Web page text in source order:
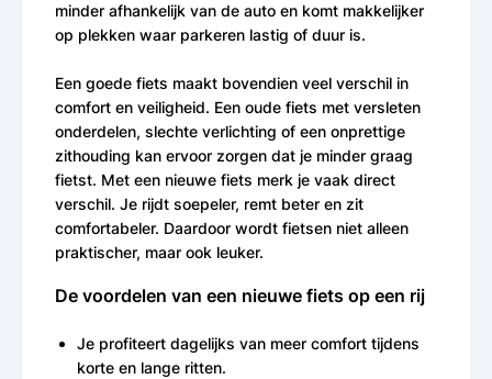
minder afhankelijk van de auto en komt makkelijker
op plekken waar parkeren lastig of duur is.
Een goede fiets maakt bovendien veel verschil in
comfort en veiligheid. Een oude fiets met versleten
onderdelen, slechte verlichting of een onprettige
zithouding kan ervoor zorgen dat je minder graag
fietst. Met een nieuwe fiets merk je vaak direct
verschil. Je rijdt soepeler, remt beter en zit
comfortabeler. Daardoor wordt fietsen niet alleen
praktischer, maar ook leuker.
De voordelen van een nieuwe fiets op een rij
Je profiteert dagelijks van meer comfort tijdens
korte en lange ritten.